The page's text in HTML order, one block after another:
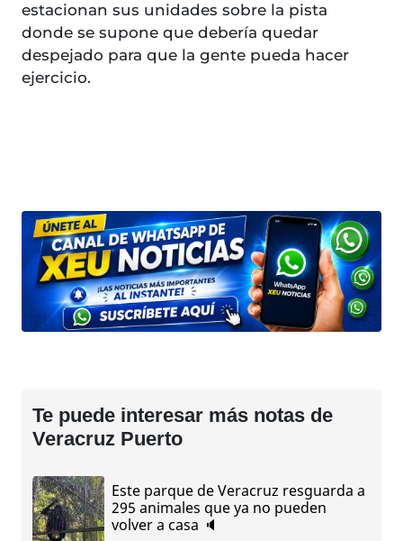
estacionan sus unidades sobre la pista
donde se supone que debería quedar
despejado para que la gente pueda hacer
ejercicio.
Te puede interesar más notas de
Veracruz Puerto
Este parque de Veracruz resguarda a
295 animales que ya no pueden
volver a casa 🔈